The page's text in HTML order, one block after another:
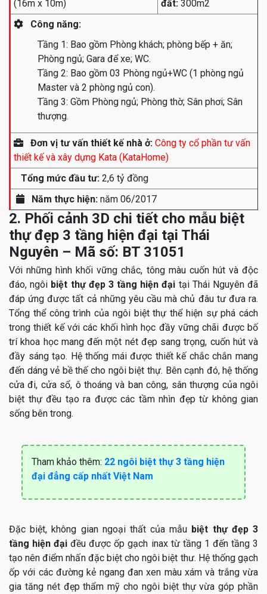
(16m x 10m)
đất: 300m2
Công năng:
Tầng 1: Bao gồm Phòng khách; phòng bếp + ăn;
Phòng ngủ; Gara để xe; WC.
Tầng 2: Bao gồm 03 Phòng ngủ+WC (1 phòng ngủ
Master và 2 phòng ngủ con).
Tầng 3: Gồm Phòng ngủ; Phòng thờ; Sân phơi; Sân
thượng.
Đơn vị tư vấn thiết kế nhà ở: Công ty cổ phần tư vấn
thiết kế và xây dựng Kata (KataHome)
Tổng mức đầu tư: 2,6 tỷ đồng
Năm thực hiện: năm 06/2017
2. Phối cảnh 3D chi tiết cho mẫu biệt
thự đẹp 3 tầng hiện đại tại Thái
Nguyên – Mã số: BT 31051
Với những hình khối vững chắc, tông màu cuốn hút và độc
đáo, ngôi biệt thự đẹp 3 tầng hiện đại tại Thái Nguyên đã
đáp ứng được tất cả những yêu cầu mà chủ đâu tư đưa ra.
Tổng thể công trình của ngôi biệt thự thể hiện sự phá cách
trong thiết kế với các khối hình học đầy vững chãi được bố
trí khoa học mang đến một nét đẹp sang trọng, cuốn hút và
đầy sáng tạo. Hệ thống mái được thiết kế chắc chắn mang
đến dáng vẻ bề thế cho ngôi biệt thự. Bên cạnh đó, hệ thống
cửa đi, cửa sổ, ô thoáng và ban công, sân thượng của ngôi
biệt thự đều tạo ra được các tầm nhìn đẹp từ không gian
sống bên trong.
Tham khảo thêm: 22 ngôi biệt thự 3 tầng hiện
đại đẳng cấp nhất Việt Nam
Đặc biệt, không gian ngoại thất của mẫu biệt thự đẹp 3
tầng hiện đại đều được ốp gạch inax từ tầng 1 đến tầng 3
tạo nên điểm nhấn đặc biệt cho ngôi biệt thư. Hệ thống gạch
ốp với các đường kẻ ngang đan xen màu xám và trắng vừa
gia tăng nét đẹp thẩm mỹ cho ngôi biệt thự vừa góp phần